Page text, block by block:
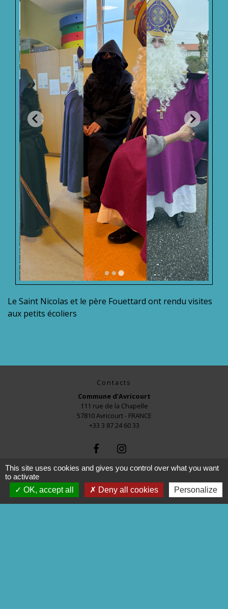
Le Saint Nicolas et le père Fouettard ont rendu visites
aux petits écoliers
Contacts
Commune d’Avricourt
111 rue de la Chapelle
57810 Avricourt - FRANCE
+33 3 87 24 60 33
This site uses cookies and gives you control over what you want
to activate
OK, accept all
Deny all cookies Personalize